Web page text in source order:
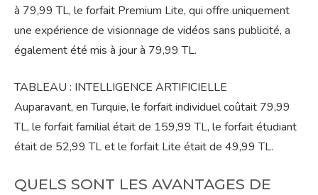
à 79,99 TL, le forfait Premium Lite, qui offre uniquement
une expérience de visionnage de vidéos sans publicité, a
également été mis à jour à 79,99 TL.
TABLEAU : INTELLIGENCE ARTIFICIELLE
Auparavant, en Turquie, le forfait individuel coûtait 79,99
TL, le forfait familial était de 159,99 TL, le forfait étudiant
était de 52,99 TL et le forfait Lite était de 49,99 TL.
QUELS SONT LES AVANTAGES DE